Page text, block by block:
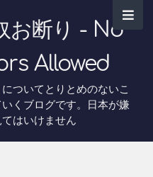
お断り - No
Allowed
についてとりとめのないこ
くブログです。日本が嫌
はいけません